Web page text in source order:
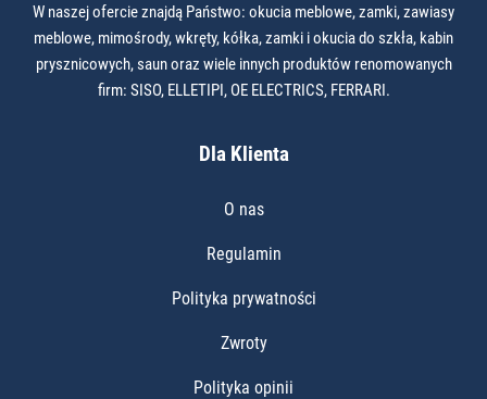
W naszej ofercie znajdą Państwo: okucia meblowe, zamki, zawiasy
meblowe, mimośrody, wkręty, kółka, zamki i okucia do szkła, kabin
prysznicowych, saun oraz wiele innych produktów renomowanych
firm: SISO, ELLETIPI, OE ELECTRICS, FERRARI.
Dla Klienta
O nas
Regulamin
Polityka prywatności
Zwroty
Polityka opinii